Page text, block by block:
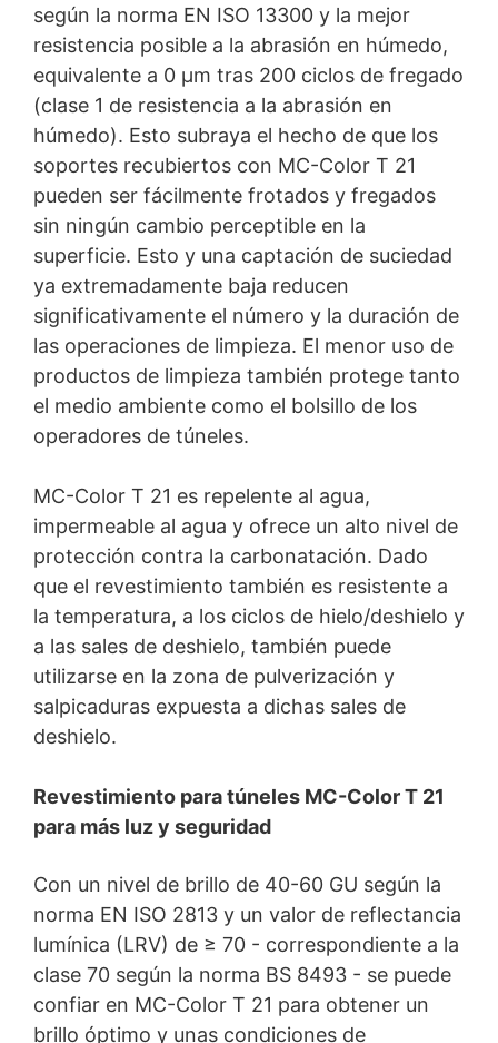
según la norma EN ISO 13300 y la mejor
resistencia posible a la abrasión en húmedo,
equivalente a 0 µm tras 200 ciclos de fregado
(clase 1 de resistencia a la abrasión en
húmedo). Esto subraya el hecho de que los
soportes recubiertos con MC-Color T 21
pueden ser fácilmente frotados y fregados
sin ningún cambio perceptible en la
superficie. Esto y una captación de suciedad
ya extremadamente baja reducen
significativamente el número y la duración de
las operaciones de limpieza. El menor uso de
productos de limpieza también protege tanto
el medio ambiente como el bolsillo de los
operadores de túneles.
MC-Color T 21 es repelente al agua,
impermeable al agua y ofrece un alto nivel de
protección contra la carbonatación. Dado
que el revestimiento también es resistente a
la temperatura, a los ciclos de hielo/deshielo y
a las sales de deshielo, también puede
utilizarse en la zona de pulverización y
salpicaduras expuesta a dichas sales de
deshielo.
Revestimiento para túneles MC-Color T 21
para más luz y seguridad
Con un nivel de brillo de 40-60 GU según la
norma EN ISO 2813 y un valor de reflectancia
lumínica (LRV) de ≥ 70 - correspondiente a la
clase 70 según la norma BS 8493 - se puede
confiar en MC-Color T 21 para obtener un
brillo óptimo y unas condiciones de